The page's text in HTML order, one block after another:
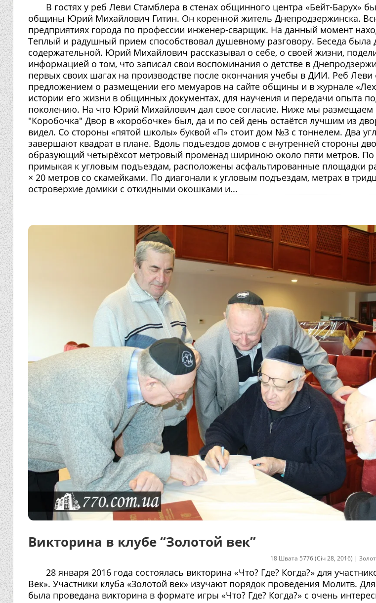
В гостях у реб Леви Стамблера в стенах общинного центра «Бейт-Барух»
общины Юрий Михайлович Гитин. Он коренной житель Днепродзержинска.
предприятиях города по профессии инженер-сварщик. На данный момент
Теплый и радушный прием способствовал душевному разговору. Беседа была
содержательной. Юрий Михайлович рассказывал о себе, о своей жизни,
информацией о том, что записал свои воспоминания о детстве в
первых своих шагах на производстве после окончания учебы в ДИИ. Реб Леви
предложением о размещении его мемуаров на сайте общины и в журнале
истории его жизни в общинных документах, для научения и передачи опыта
поколению. На что Юрий Михайлович дал свое согласие. Ниже мы размещаем
"Коробочка" Двор в «коробочке» был, да и по сей день остаётся лучшим из
видел. Со стороны «пятой школы» буквой «П» стоит дом №3 с тоннелем. Два
завершают квадрат в плане. Вдоль подъездов домов с внутренней стороны
образующий четырёхсот метровый променад шириною около пяти метров. По
примыкая к угловым подъездам, расположены асфальтированные площадки
× 20 метров со скамейками. По диагонали к угловым подъездам, метрах в
островерхие домики с откидными окошками и...
Викторина в клубе “Золотой век”
18 Швата 5776 (Січ 28, 2016) |
28 января 2016 года состоялась викторина «Что? Где? Когда?» для
Век». Участники клуба «Золотой век» изучают порядок проведения Молитв.
была проведана викторина в формате игры «Что? Где? Когда?» с очень